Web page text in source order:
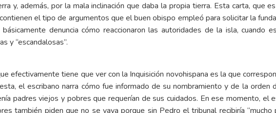
y, además, por la mala inclinación que daba la propia tierra. Esta carta, que
el tipo de argumentos que el buen obispo empleó para solicitar la
denuncia cómo reaccionaron las autoridades de la isla, cuando
y “escandalosas”.
efectivamente tiene que ver con la Inquisición novohispana es la que
el escribano narra cómo fue informado de su nombramiento y de la orden
padres viejos y pobres que requerían de sus cuidados. En ese momento, el
también piden que no se vaya porque sin Pedro el tribunal recibiría “mucho